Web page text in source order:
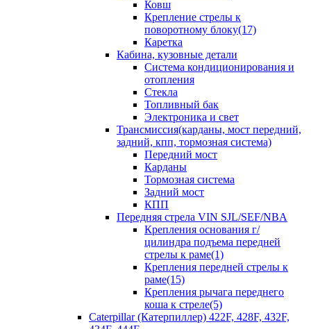
Ковш
Крепление стрелы к
поворотному блоку(17)
Каретка
Кабина, кузовные детали
Система кондиционирования и
отопления
Стекла
Топливный бак
Электроника и свет
Трансмиссия(карданы, мост передний,
задний, кпп, тормозная система)
Передний мост
Карданы
Тормозная система
Задний мост
КПП
Передняя стрела VIN SJL/SEF/NBA
Крепления основания г/
цилиндра подъема передней
стрелы к раме(1)
Крепления передней стрелы к
раме(15)
Крепления рычага переднего
коша к стреле(5)
Caterpillar (Катерпиллер) 422F, 428F, 432F,